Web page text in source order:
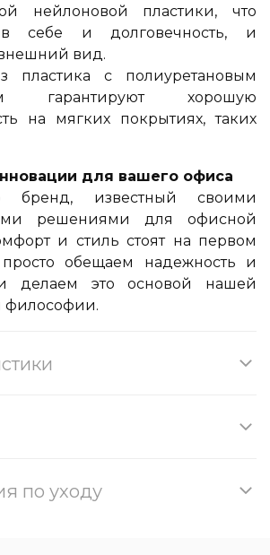
нейлоновой пластики, что
в себе и долговечность, и
вид.
пластика с полиуретановым
гарантируют хорошую
на мягких покрытиях, таких
для вашего офиса
известный своими
решениями для офисной
и стиль стоят на первом
обещаем надежность и
делаем это основой нашей
философии.
по уходу